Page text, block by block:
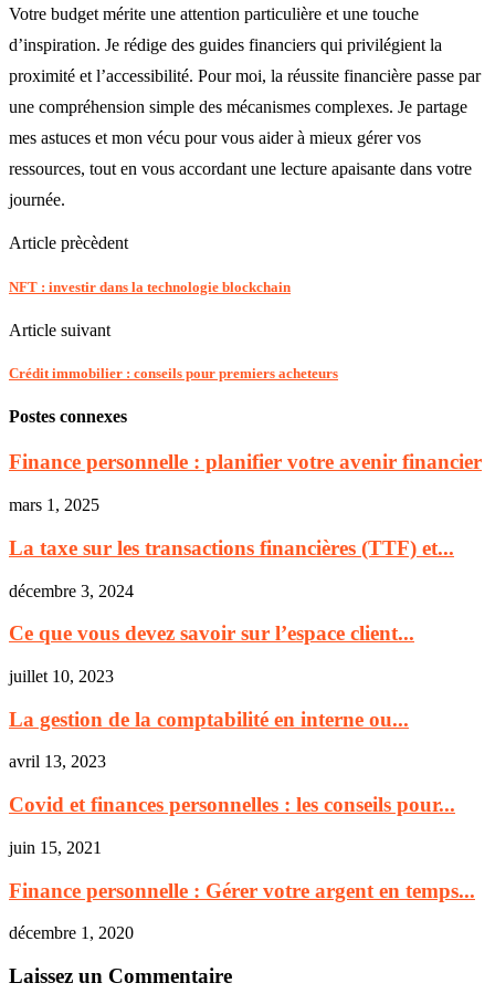
Votre budget mérite une attention particulière et une touche
d’inspiration. Je rédige des guides financiers qui privilégient la
proximité et l’accessibilité. Pour moi, la réussite financière passe par
une compréhension simple des mécanismes complexes. Je partage
mes astuces et mon vécu pour vous aider à mieux gérer vos
ressources, tout en vous accordant une lecture apaisante dans votre
journée.
Article prècèdent
NFT : investir dans la technologie blockchain
Article suivant
Crédit immobilier : conseils pour premiers acheteurs
Postes connexes
Finance personnelle : planifier votre avenir financier
mars 1, 2025
La taxe sur les transactions financières (TTF) et...
décembre 3, 2024
Ce que vous devez savoir sur l’espace client...
juillet 10, 2023
La gestion de la comptabilité en interne ou...
avril 13, 2023
Covid et finances personnelles : les conseils pour...
juin 15, 2021
Finance personnelle : Gérer votre argent en temps...
décembre 1, 2020
Laissez un Commentaire